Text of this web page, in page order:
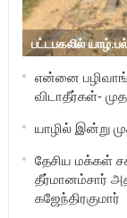
பட்டபகலில்
என்னை
விடாதீர்கள்-
யாழில் இன்று
தேசிய மக்கள்
தீர்மானம்சார்
கஜேந்திரகுமார்